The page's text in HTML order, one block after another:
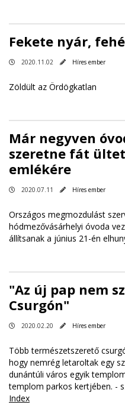
Fekete nyár,
2020.11.02 Híres ember
Zöldült az Ördögkatlan
Már negyven
szeretne fát
emlékére
2020.07.11 Híres ember
Országos megmozdulást
hódmezővásárhelyi óvoda
állítsanak a június 21-én
"Az új pap nem
Csurgón"
2020.02.20 Híres ember
Több természetszerető
hogy nemrég letaroltak egy
dunántúli város egyik
templom parkos kertjében. -
Index